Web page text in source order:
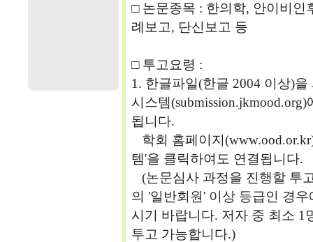
□ 논문종목 : 한의학, 안이비인
례보고, 단신보고 등
□ 투고요령 :
1. 한글파일(한글 2004 이상)
시스템
됩니다.
학회 홈페이지
템'을 클릭하여도 연결됩니다.
(논문심사 과정을 진행할 투
의 '일반회원' 이상 등급인 경
시기 바랍니다. 저자 중 최소 1
투고 가능합니다.)